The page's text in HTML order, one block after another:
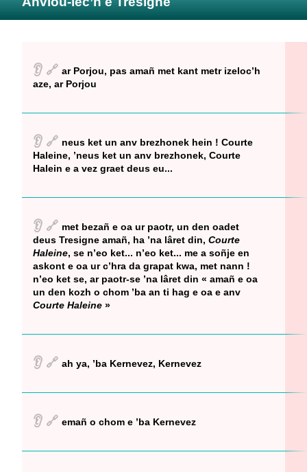
👂 🔗 ar Porjou, pas amañ met kant metr izeloc’h
aze, ar Porjou
👂 🔗 neus ket un anv brezhonek hein ! Courte
Haleine, ’neus ket un anv brezhonek, Courte
Halein e a vez graet deus eu...
👂 🔗 met bezañ e oa ur paotr, un den oadet
deus Tresigne amañ, ha ’na lâret din, Courte
Haleine, se n’eo ket... n’eo ket... me a soñje en
askont e oa ur c’hra da grapat kwa, met nann !
n’eo ket se, ar paotr-se ’na lâret din « amañ e oa
un den kozh o chom ’ba an ti hag e oa e anv
Courte Haleine »
👂 🔗 ah ya, ’ba Kernevez, Kernevez
👂 🔗 emañ o chom e ’ba Kernevez